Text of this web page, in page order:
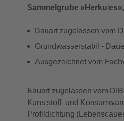
Sammelgrube
Bauart zugelassen vom
Grundwasserstabil -
Ausgezeichnet vom
Bauart zugelassen vom
Kunststoff- und
Profildichtung